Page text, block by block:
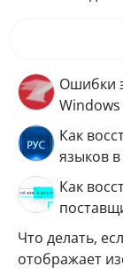
Ошибки
Windows
Как
языков
Как
Что делать,
отображает